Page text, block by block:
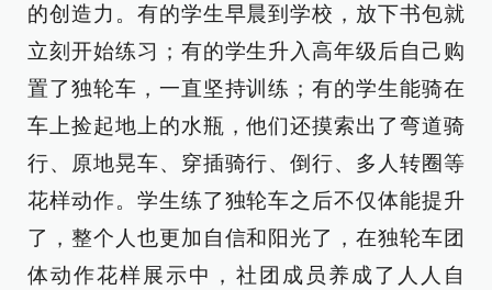
的创造力。有的学生早晨到学校，放下书包就
立刻开始练习；有的学生升入高年级后自己购
置了独轮车，一直坚持训练；有的学生能骑在
车上捡起地上的水瓶，他们还摸索出了弯道骑
行、原地晃车、穿插骑行、倒行、多人转圈等
花样动作。学生练了独轮车之后不仅体能提升
了，整个人也更加自信和阳光了，在独轮车团
体动作花样展示中，社团成员养成了人人自